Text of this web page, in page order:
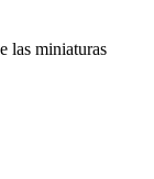
las miniaturas